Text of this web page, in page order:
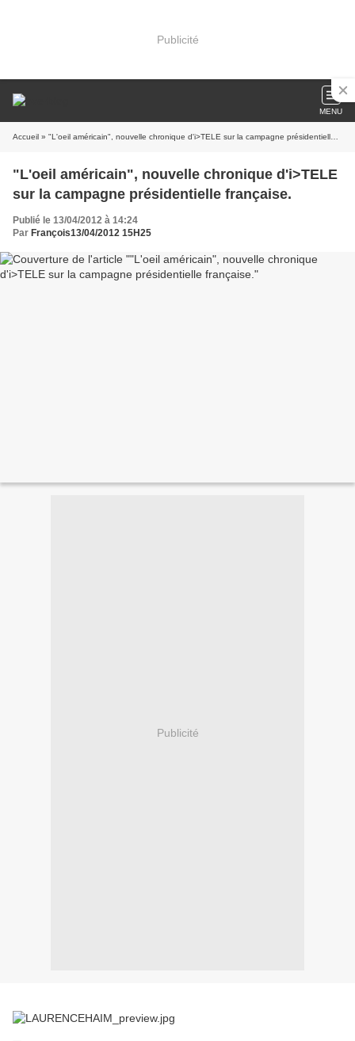
Publicité
MENU
Accueil » "L'oeil américain", nouvelle chronique d'i>TELE sur la campagne présidentielle française.
"L'oeil américain", nouvelle chronique d'i>TELE
sur la campagne présidentielle française.
Publié le 13/04/2012 à 14:24
Par François13/04/2012 15H25
Publicité